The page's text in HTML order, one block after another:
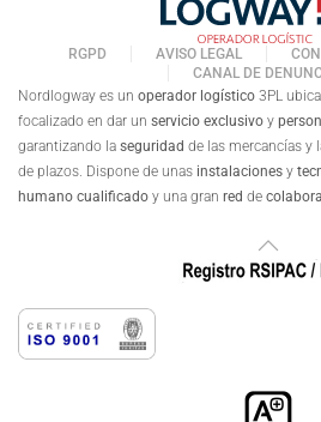
RGPD AVISO LEGAL
CANAL DE
Nordlogway es un operador logístico 3PL
focalizado en dar un servicio exclusivo y
garantizando la seguridad de las mercancías y
de plazos. Dispone de unas instalaciones y
humano cualificado y una gran red de